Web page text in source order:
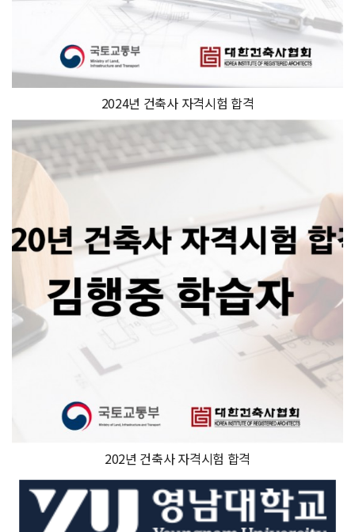
2024년 건축사 자격시험 합격
202년 건축사 자격시험 합격